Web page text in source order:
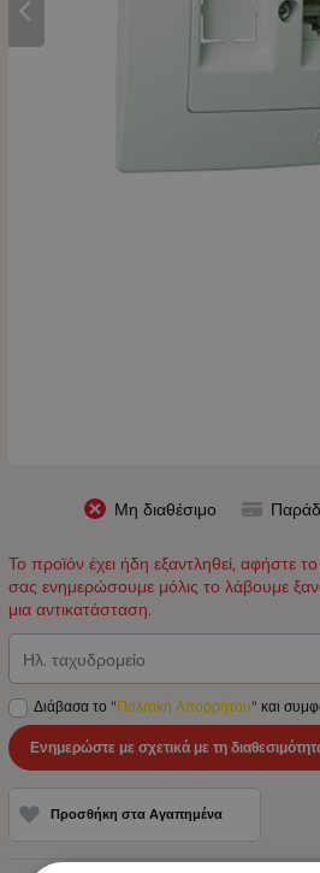
Μη διαθέσιμο
Το προϊόν έχει ήδη εξαντληθεί, αφήστε
σας ενημερώσουμε μόλις το λάβουμε
μια αντικατάσταση.
Ηλ. ταχυδρομείο
Διάβασα το "Πολιτική Απορρήτου" και
Ενημερώστε με σχετικά με τη
Προσθήκη στα Αγαπημένα